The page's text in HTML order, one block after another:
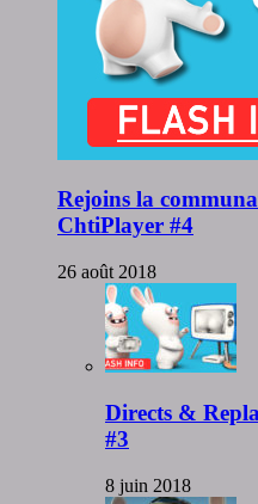
Rejoins la
ChtiPlayer #4
26 août 2018
Directs &
#3
8 juin 2018